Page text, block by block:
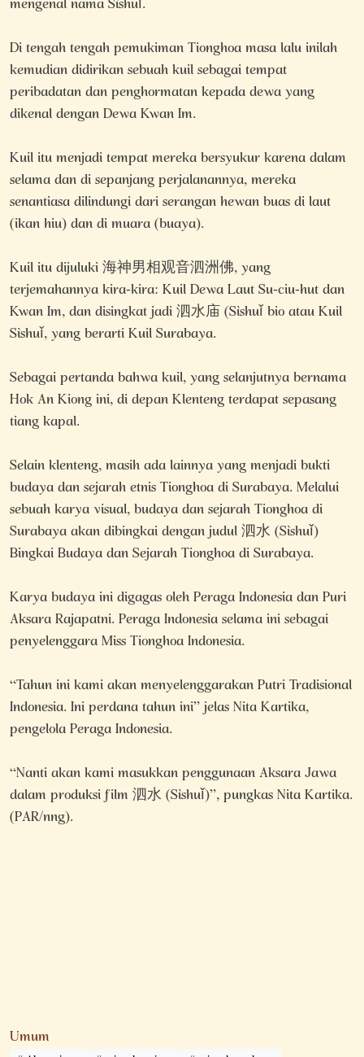
Di tengah tengah pemukiman Tionghoa masa lalu inilah
kemudian didirikan sebuah kuil sebagai tempat
peribadatan dan penghormatan kepada dewa yang
dikenal dengan Dewa Kwan Im.
Kuil itu menjadi tempat mereka bersyukur karena dalam
selama dan di sepanjang perjalanannya, mereka
senantiasa dilindungi dari serangan hewan buas di laut
(ikan hiu) dan di muara (buaya).
Kuil itu dijuluki 海神男相观音泗洲佛, yang
terjemahannya kira-kira: Kuil Dewa Laut Su-ciu-hut dan
Kwan Im, dan disingkat jadi 泗水庙 (Sìshuǐ bio atau Kuil
Sìshuǐ, yang berarti Kuil Surabaya.
Sebagai pertanda bahwa kuil, yang selanjutnya bernama
Hok An Kiong ini, di depan Klenteng terdapat sepasang
tiang kapal.
Selain klenteng, masih ada lainnya yang menjadi bukti
budaya dan sejarah etnis Tionghoa di Surabaya. Melalui
sebuah karya visual, budaya dan sejarah Tionghoa di
Surabaya akan dibingkai dengan judul 泗水 (Sìshuǐ)
Bingkai Budaya dan Sejarah Tionghoa di Surabaya.
Karya budaya ini digagas oleh Peraga Indonesia dan Puri
Aksara Rajapatni. Peraga Indonesia selama ini sebagai
penyelenggara Miss Tionghoa Indonesia.
“Tahun ini kami akan menyelenggarakan Putri Tradisional
Indonesia. Ini perdana tahun ini” jelas Nita Kartika,
pengelola Peraga Indonesia.
“Nanti akan kami masukkan penggunaan Aksara Jawa
dalam produksi film 泗水 (Sìshuǐ)”, pungkas Nita Kartika.
(PAR/nng).
Umum